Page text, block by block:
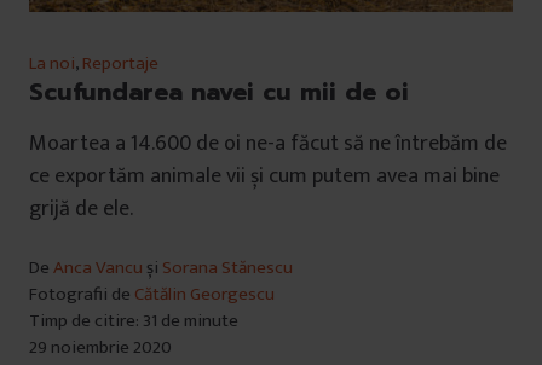
La noi,Reportaje
Scufundarea navei cu mii de oi
Moartea a 14.600 de oi ne-a făcut să ne întrebăm de
ce exportăm animale vii și cum putem avea mai bine
grijă de ele.
DeAnca Vancu și Sorana Stănescu
Fotografii de Cătălin Georgescu
Timp de citire: 31 de minute
29 noiembrie 2020